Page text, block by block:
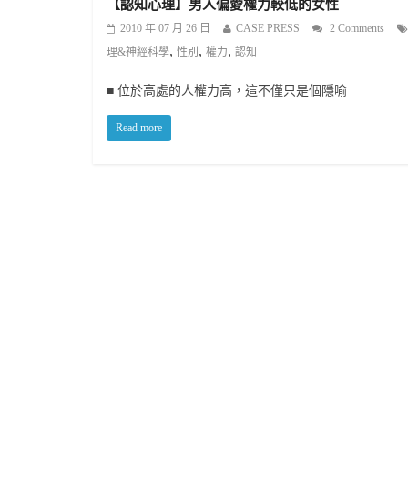
【認知心理】男人偏愛權力較低的女性
2010 年 07 月 26 日 CASE PRESS
2 Comments
理&神經科學, 性別 , 權力, 認知
■ 位於高處的人權力高，這不僅只是個隱喻
Read more